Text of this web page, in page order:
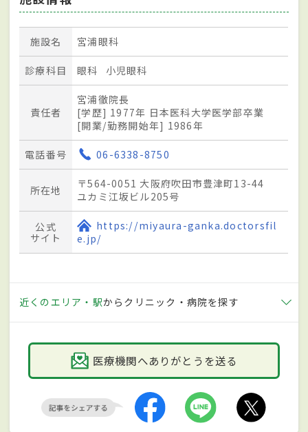
施設名 宮浦眼科
診療科目 眼科 小児眼科
責任者
宮浦徹院長
[学歴] 1977年 日本医科大学医学部卒業
[開業/勤務開始年] 1986年
電話番号 06-6338-8750
所在地
〒564-0051 大阪府吹田市豊津町13-44
ユカミ江坂ビル205号
公式
サイト
https://miyaura-ganka.doctorsfil
e.jp/
近くのエリア・駅からクリニック・病院を探す
医療機関へありがとうを送る